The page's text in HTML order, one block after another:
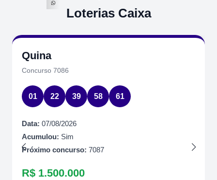
Loterias Caixa
Quina
Concurso 7086
01 22 39 58 61
Data: 07/08/2026
Acumulou: Sim
Próximo concurso: 7087
R$ 1.500.000